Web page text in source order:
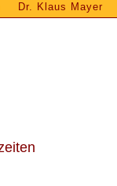
Dr. Klaus Mayer